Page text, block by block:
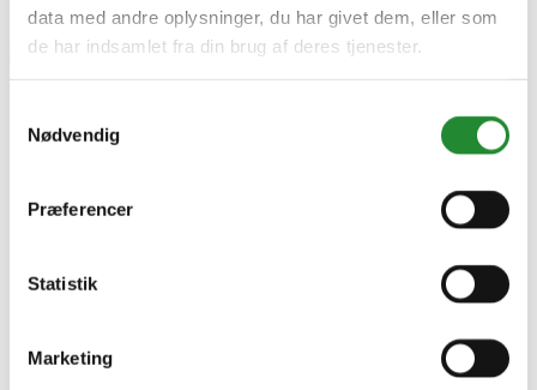
data med andre oplysninger, du har givet dem, eller som
de har indsamlet fra din brug af deres tjenester.
Nødvendig
Præferencer
Statistik
Marketing
Unidrain Sampak Linje 800
Mm. Lodret Udløb 75mm
DKK 3.399,00Inkl. moms